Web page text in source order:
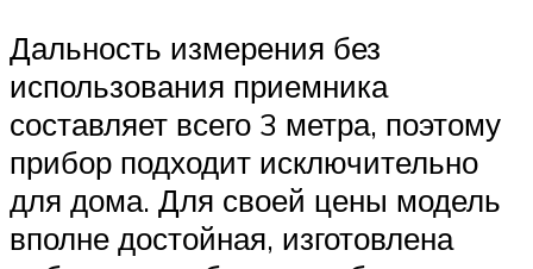
Дальность измерения без
использования приемника
составляет всего 3 метра, поэтому
прибор подходит исключительно
для дома. Для своей цены модель
вполне достойная, изготовлена